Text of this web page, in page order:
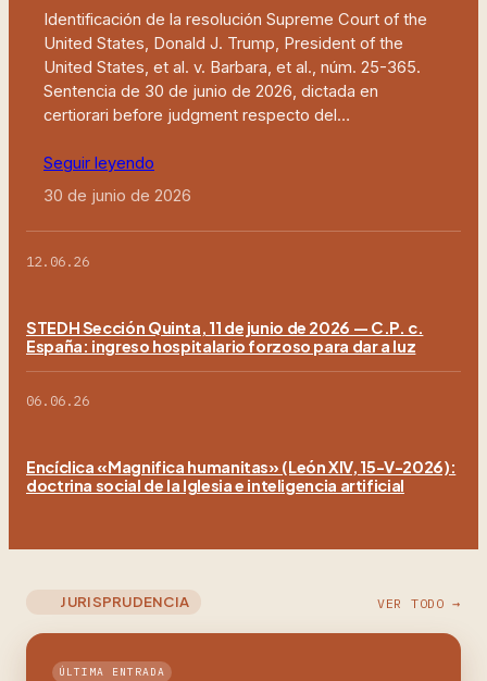
Identificación de la resolución Supreme Court of the
United States, Donald J. Trump, President of the
United States, et al. v. Barbara, et al., núm. 25-365.
Sentencia de 30 de junio de 2026, dictada en
certiorari before judgment respecto del…
Seguir leyendo
30 de junio de 2026
12.06.26
STEDH Sección Quinta, 11 de junio de 2026 — C.P. c.
España: ingreso hospitalario forzoso para dar a luz
06.06.26
Encíclica «Magnifica humanitas» (León XIV, 15-V-2026):
doctrina social de la Iglesia e inteligencia artificial
JURISPRUDENCIA VER TODO →
ÚLTIMA ENTRADA